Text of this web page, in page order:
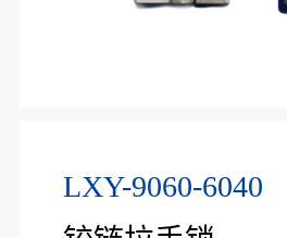
LXY-9060-6040